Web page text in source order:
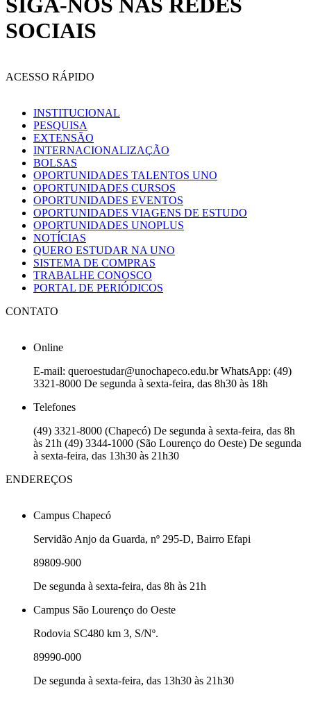
SOCIAIS
ACESSO RÁPIDO
INSTITUCIONAL
PESQUISA
EXTENSÃO
INTERNACIONALIZAÇÃO
BOLSAS
OPORTUNIDADES TALENTOS UNO
OPORTUNIDADES CURSOS
OPORTUNIDADES EVENTOS
OPORTUNIDADES VIAGENS DE ESTUDO
OPORTUNIDADES UNOPLUS
NOTÍCIAS
QUERO ESTUDAR NA UNO
SISTEMA DE COMPRAS
TRABALHE CONOSCO
PORTAL DE PERIÓDICOS
CONTATO
Online
E-mail: queroestudar@unochapeco.edu.br WhatsApp: (49)
3321-8000 De segunda à sexta-feira, das 8h30 às 18h
Telefones
(49) 3321-8000 (Chapecó) De segunda à sexta-feira, das 8h
às 21h (49) 3344-1000 (São Lourenço do Oeste) De segunda
à sexta-feira, das 13h30 às 21h30
ENDEREÇOS
Campus Chapecó
Servidão Anjo da Guarda, nº 295-D, Bairro Efapi
89809-900
De segunda à sexta-feira, das 8h às 21h
Campus São Lourenço do Oeste
Rodovia SC480 km 3, S/Nº.
89990-000
De segunda à sexta-feira, das 13h30 às 21h30